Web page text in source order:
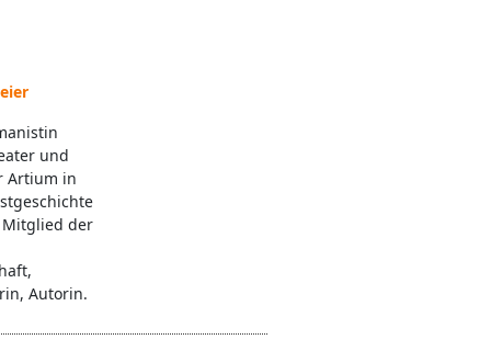
und
Artium in
Mitglied der
Autorin.